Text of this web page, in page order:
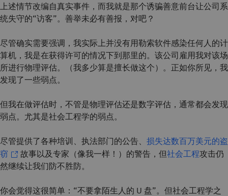
上述情节改编自真实事件，而我就是那个诱骗善意前台让公司系
统失守的“访客”。善举未必有善报，对吧？
尽管确实需要强调，我实际上并没有用勒索软件感染任何人的计
算机，我是在获得许可的情况下到那里的。该公司雇用我对该场
所进行物理评估。（我多少算是擅长做这个）。正如你所见，我
发现了一些弱点。
但我在做评估时，不管是物理评估还是数字评估，通常都会发现
弱点。尤其是社会工程学的弱点。
尽管提供了各种培训、执法部门的公告、 损失达数百万美元的盗
窃
故事以及专家（像我一样！）的警告，但社会工程攻击仍
然继续让我们防不胜防。
你会觉得这很简单：“不要拿陌生人的 U 盘”。但社会工程学之